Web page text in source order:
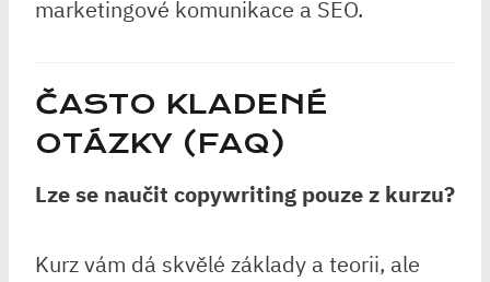
marketingové komunikace a SEO.
ČASTO KLADENÉ
OTÁZKY (FAQ)
Lze se naučit copywriting pouze z kurzu?
Kurz vám dá skvělé základy a teorii, ale